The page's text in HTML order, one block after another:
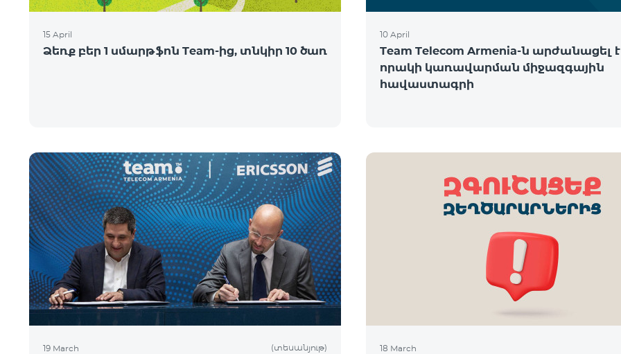
15 April
Ձեռք բեր 1 սմարթֆոն Team-ից, տնկիր 10 ծառ
10 April
Team Telecom Armenia-ն արժանացել է
որակի կառավարման միջազգային
հավաստագրի
19 March (տեսանյութ) 18 March